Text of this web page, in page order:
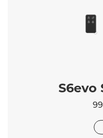
S6evo